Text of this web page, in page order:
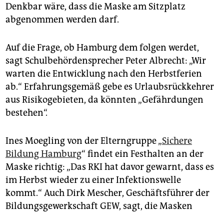
Denkbar wäre, dass die Maske am Sitzplatz
abgenommen werden darf.
Auf die Frage, ob Hamburg dem folgen werdet,
sagt Schulbehördensprecher Peter Albrecht: „Wir
warten die Entwicklung nach den Herbstferien
ab.“ Erfahrungsgemäß gebe es Urlaubsrückkehrer
aus Risikogebieten, da könnten „Gefährdungen
bestehen“.
Ines Moegling von der Elterngruppe „Sichere
Bildung Hamburg“ findet ein Festhalten an der
Maske richtig: „Das RKI hat davor gewarnt, dass es
im Herbst wieder zu einer Infektionswelle
kommt.“ Auch Dirk Mescher, Geschäftsführer der
Bildungsgewerkschaft GEW, sagt, die Masken